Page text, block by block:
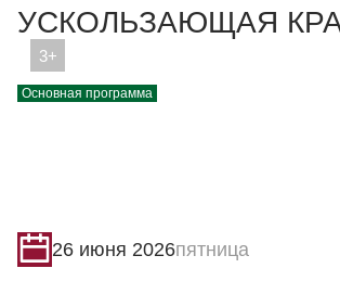
Положение о фестивале
Учредители и партнеры
Отчеты и документы
УСКОЛЬЗАЮЩАЯ
Основная программа
26 июня 2026пятница